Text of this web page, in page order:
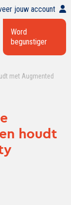
jouw account
Word
begunstiger
met Augmented
houdt